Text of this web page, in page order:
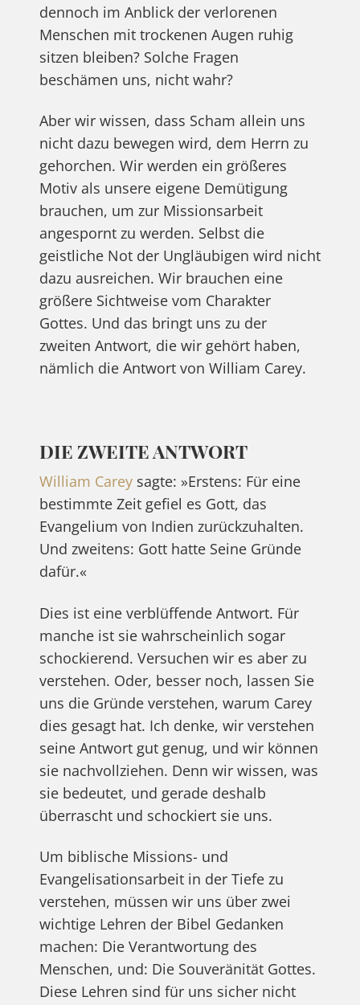
dennoch im Anblick der verlorenen
Menschen mit trockenen Augen ruhig
sitzen bleiben? Solche Fragen
beschämen uns, nicht wahr?
Aber wir wissen, dass Scham allein uns
nicht dazu bewegen wird, dem Herrn zu
gehorchen. Wir werden ein größeres
Motiv als unsere eigene Demütigung
brauchen, um zur Missionsarbeit
angespornt zu werden. Selbst die
geistliche Not der Ungläubigen wird nicht
dazu ausreichen. Wir brauchen eine
größere Sichtweise vom Charakter
Gottes. Und das bringt uns zu der
zweiten Antwort, die wir gehört haben,
nämlich die Antwort von William Carey.
DIE ZWEITE ANTWORT
William Careysagte: »Erstens: Für eine
bestimmte Zeit gefiel es Gott, das
Evangelium von Indien zurückzuhalten.
Und zweitens: Gott hatte Seine Gründe
dafür.«
Dies ist eine verblüffende Antwort. Für
manche ist sie wahrscheinlich sogar
schockierend. Versuchen wir es aber zu
verstehen. Oder, besser noch, lassen Sie
uns die Gründe verstehen, warum Carey
dies gesagt hat. Ich denke, wir verstehen
seine Antwort gut genug, und wir können
sie nachvollziehen. Denn wir wissen, was
sie bedeutet, und gerade deshalb
überrascht und schockiert sie uns.
Um biblische Missions- und
Evangelisationsarbeit in der Tiefe zu
verstehen, müssen wir uns über zwei
wichtige Lehren der Bibel Gedanken
machen: Die Verantwortung des
Menschen, und: Die Souveränität Gottes.
Diese Lehren sind für uns sicher nicht